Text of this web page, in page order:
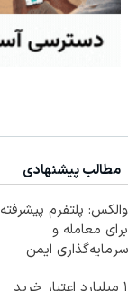
مطالب پیشنهادی
والکس: پلتفرم پیشرفته
برای معامله و
سرمایه‌گذاری ایمن